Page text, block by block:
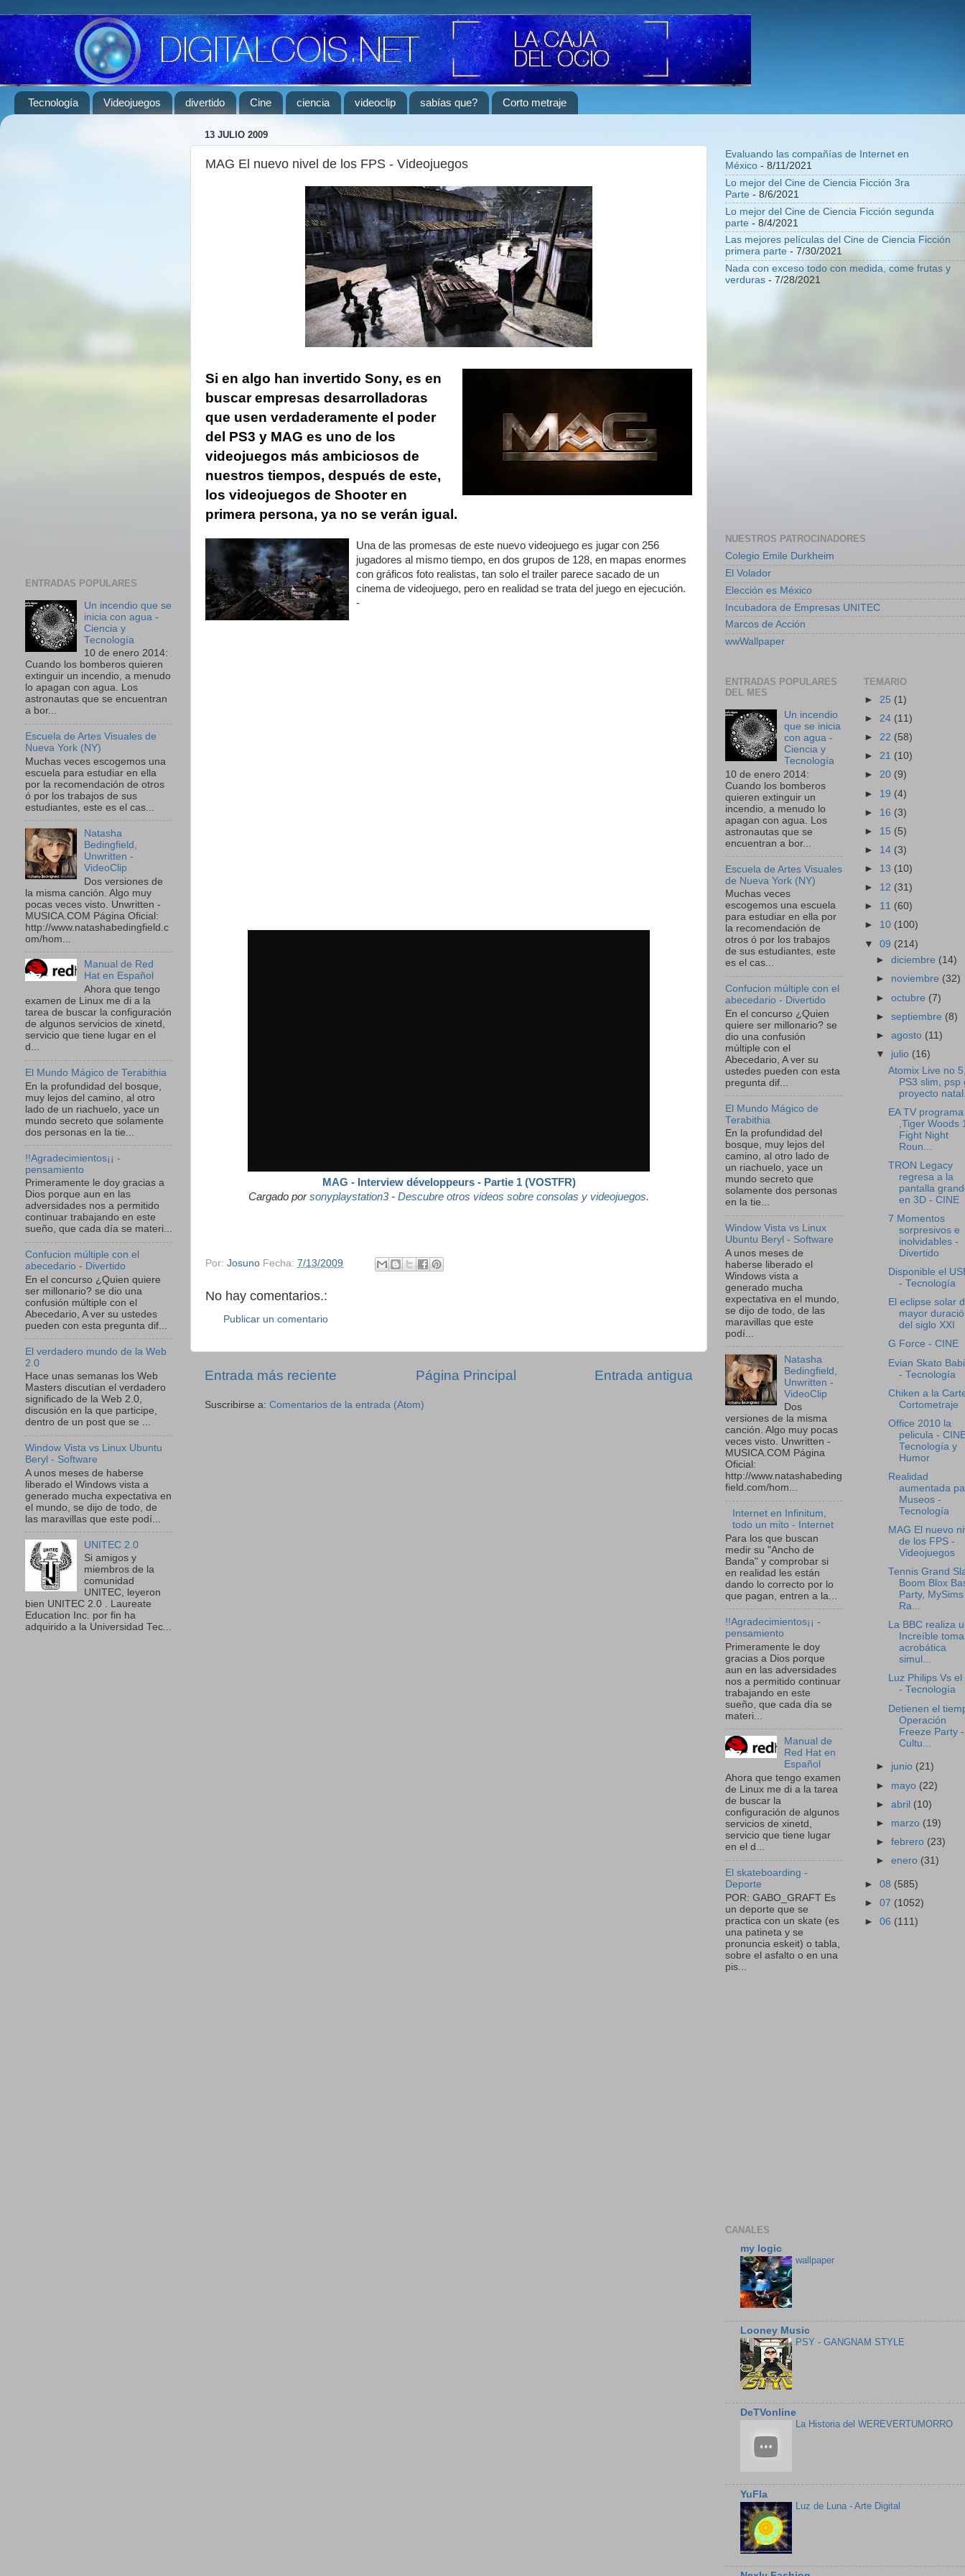
Tecnología Videojuegos divertido Cine ciencia videoclip sabías que? Corto metraje
13 JULIO 2009
MAG El nuevo nivel de los FPS - Videojuegos
Si en algo han invertido Sony, es en
buscar empresas desarrolladoras
que usen verdaderamente el poder
del PS3 y MAG es uno de los
videojuegos más ambiciosos de
nuestros tiempos, después de este,
los videojuegos de Shooter en
primera persona, ya no se verán igual.
Una de las promesas de este nuevo videojuego es jugar con 256
jugadores al mismo tiempo, en dos grupos de 128, en mapas enormes
con gráficos foto realistas, tan solo el trailer parece sacado de un
cinema de videojuego, pero en realidad se trata del juego en ejecución.
-
MAG - Interview développeurs - Partie 1 (VOSTFR)
Cargado porsonyplaystation3- Descubre otros videos sobre consolas y videojuegos.
Por: Josuno Fecha: 7/13/2009
No hay comentarios.:
Publicar un comentario
Entrada más reciente Entrada antigua
Página Principal
Suscribirse a: Comentarios de la entrada (Atom)
ENTRADAS POPULARES
Un incendio que se
inicia con agua -
Ciencia y
Tecnología
10 de enero 2014:
Cuando los bomberos quieren
extinguir un incendio, a menudo
lo apagan con agua. Los
astronautas que se encuentran
a bor...
Escuela de Artes Visuales de
Nueva York (NY)
Muchas veces escogemos una
escuela para estudiar en ella
por la recomendación de otros
ó por los trabajos de sus
estudiantes, este es el cas...
Natasha
Bedingfield,
Unwritten -
VideoClip
Dos versiones de
la misma canción. Algo muy
pocas veces visto. Unwritten -
MUSICA.COM Página Oficial:
http://www.natashabedingfield.c
om/hom...
Manual de Red
Hat en Español
Ahora que tengo
examen de Linux me di a la
tarea de buscar la configuración
de algunos servicios de xinetd,
servicio que tiene lugar en el
d...
El Mundo Mágico de Terabithia
En la profundidad del bosque,
muy lejos del camino, al otro
lado de un riachuelo, yace un
mundo secreto que solamente
dos personas en la tie...
!!Agradecimientos¡¡ -
pensamiento
Primeramente le doy gracias a
Dios porque aun en las
adversidades nos a permitido
continuar trabajando en este
sueño, que cada día se materi...
Confucion múltiple con el
abecedario - Divertido
En el concurso ¿Quien quiere
ser millonario? se dio una
confusión múltiple con el
Abecedario, A ver su ustedes
pueden con esta pregunta dif...
El verdadero mundo de la Web
2.0
Hace unas semanas los Web
Masters discutían el verdadero
significado de la Web 2.0,
discusión en la que participe,
dentro de un post que se ...
Window Vista vs Linux Ubuntu
Beryl - Software
A unos meses de haberse
liberado el Windows vista a
generado mucha expectativa en
el mundo, se dijo de todo, de
las maravillas que este podí...
UNITEC 2.0
Si amigos y
miembros de la
comunidad
UNITEC, leyeron
bien UNITEC 2.0 . Laureate
Education Inc. por fin ha
adquirido a la Universidad Tec...
Evaluando las compañías de Internet en
México - 8/11/2021
Lo mejor del Cine de Ciencia Ficción 3ra
Parte - 8/6/2021
Lo mejor del Cine de Ciencia Ficción segunda
parte - 8/4/2021
Las mejores películas del Cine de Ciencia Ficción
primera parte - 7/30/2021
Nada con exceso todo con medida, come frutas y
verduras - 7/28/2021
NUESTROS PATROCINADORES
Colegio Emile Durkheim
El Volador
Elección es México
Incubadora de Empresas UNITEC
Marcos de Acción
wwWallpaper
ENTRADAS POPULARES
DEL MES
Un incendio
que se inicia
con agua -
Ciencia y
Tecnología
10 de enero 2014:
Cuando los bomberos
quieren extinguir un
incendio, a menudo lo
apagan con agua. Los
astronautas que se
encuentran a bor...
Escuela de Artes Visuales
de Nueva York (NY)
Muchas veces
escogemos una escuela
para estudiar en ella por
la recomendación de
otros ó por los trabajos
de sus estudiantes, este
es el cas...
Confucion múltiple con el
abecedario - Divertido
En el concurso ¿Quien
quiere ser millonario? se
dio una confusión
múltiple con el
Abecedario, A ver su
ustedes pueden con esta
pregunta dif...
El Mundo Mágico de
Terabithia
En la profundidad del
bosque, muy lejos del
camino, al otro lado de
un riachuelo, yace un
mundo secreto que
solamente dos personas
en la tie...
Window Vista vs Linux
Ubuntu Beryl - Software
A unos meses de
haberse liberado el
Windows vista a
generado mucha
expectativa en el mundo,
se dijo de todo, de las
maravillas que este
podí...
Natasha
Bedingfield,
Unwritten -
VideoClip
Dos
versiones de la misma
canción. Algo muy pocas
veces visto. Unwritten -
MUSICA.COM Página
Oficial:
http://www.natashabeding
field.com/hom...
Internet en Infinitum,
todo un mito - Internet
Para los que buscan
medir su "Ancho de
Banda" y comprobar si
en realidad les están
dando lo correcto por lo
que pagan, entren a la...
!!Agradecimientos¡¡ -
pensamiento
Primeramente le doy
gracias a Dios porque
aun en las adversidades
nos a permitido continuar
trabajando en este
sueño, que cada día se
materi...
Manual de
Red Hat en
Español
Ahora que tengo examen
de Linux me di a la tarea
de buscar la
configuración de algunos
servicios de xinetd,
servicio que tiene lugar
en el d...
El skateboarding -
Deporte
POR: GABO_GRAFT Es
un deporte que se
practica con un skate (es
una patineta y se
pronuncia eskeit) o tabla,
sobre el asfalto o en una
pis...
TEMARIO
► 25 (1)
► 24 (11)
► 22 (58)
► 21 (10)
► 20 (9)
► 19 (4)
► 16 (3)
► 15 (5)
► 14 (3)
► 13 (10)
► 12 (31)
► 11 (60)
► 10 (100)
▼ 09 (214)
►diciembre (14)
► noviembre (32)
►octubre (7)
►septiembre (8)
►agosto (11)
▼ julio (16)
Atomix Live no
PS3 slim, psp
proyecto
EA TV
,Tiger Woods
Fight Night
Roun...
TRON Legacy
regresa a la
pantalla
en 3D - CINE
7 Momentos
sorpresivos e
inolvidables -
Divertido
Disponible el
- Tecnología
El eclipse solar
mayor
del siglo XXI
G Force - CINE
Evian Skato
- Tecnología
Chiken a la
Cortometraje
Office 2010 la
pelicula -
Tecnología y
Humor
Realidad
aumentada
Museos -
Tecnología
MAG El nuevo
de los FPS -
Videojuegos
Tennis Grand
Boom Blox
Party, MySims
Ra...
La BBC realiza
Increíble toma
acrobática
simul...
Luz Philips Vs el
- Tecnología
Detienen el
Operación
Freeze Party -
Cultu...
► junio (21)
► mayo (22)
►abril (10)
► marzo (19)
►febrero (23)
►enero (31)
► 08 (585)
► 07 (1052)
► 06 (111)
CANALES
my logic
wallpaper
Looney Music
PSY - GANGNAM STYLE
DeTVonline
La Historia del WEREVERTUMORRO
YuFla
Luz de Luna - Arte Digital